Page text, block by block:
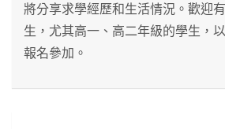
將分享求學經歷和生活情況。歡迎
生，尤其高一、高二年級的學生，
報名參加。